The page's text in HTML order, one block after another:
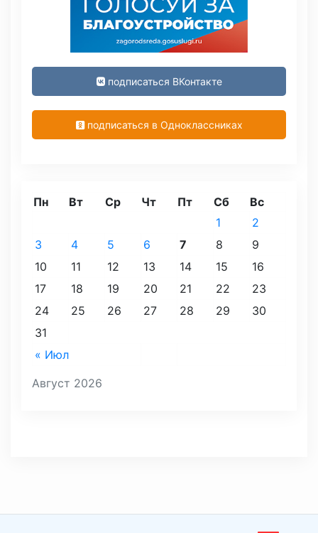
подписаться ВКонтакте
подписаться в Одноклассниках
Август 2026
Пн Вт Ср Чт Пт Сб Вс
« Июл
1
2
3
4 5 6 7 8
9
10
11 12 13 14 15
16
17
18 19 20 21 22
23
24
25 26 27 28 29
30
31